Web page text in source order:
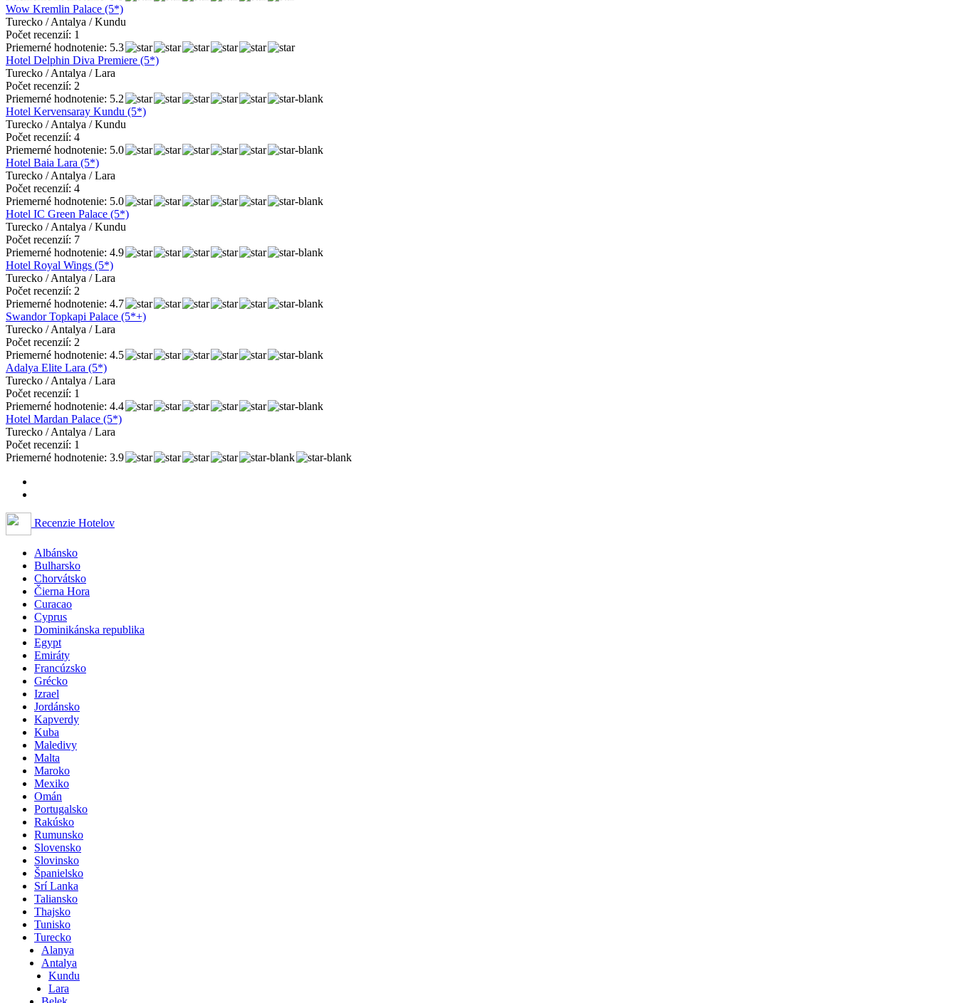
Wow Kremlin Palace (5*)
Turecko / Antalya / Kundu
Počet recenzií: 1
Priemerné hodnotenie: 5.3
Hotel Delphin Diva Premiere (5*)
Turecko / Antalya / Lara
Počet recenzií: 2
Priemerné hodnotenie: 5.2
Hotel Kervensaray Kundu (5*)
Turecko / Antalya / Kundu
Počet recenzií: 4
Priemerné hodnotenie: 5.0
Hotel Baia Lara (5*)
Turecko / Antalya / Lara
Počet recenzií: 4
Priemerné hodnotenie: 5.0
Hotel IC Green Palace (5*)
Turecko / Antalya / Kundu
Počet recenzií: 7
Priemerné hodnotenie: 4.9
Hotel Royal Wings (5*)
Turecko / Antalya / Lara
Počet recenzií: 2
Priemerné hodnotenie: 4.7
Swandor Topkapi Palace (5*+)
Turecko / Antalya / Lara
Počet recenzií: 2
Priemerné hodnotenie: 4.5
Adalya Elite Lara (5*)
Turecko / Antalya / Lara
Počet recenzií: 1
Priemerné hodnotenie: 4.4
Hotel Mardan Palace (5*)
Turecko / Antalya / Lara
Počet recenzií: 1
Priemerné hodnotenie: 3.9
Recenzie Hotelov
Albánsko
Bulharsko
Chorvátsko
Čierna Hora
Curacao
Cyprus
Dominikánska republika
Egypt
Emiráty
Francúzsko
Grécko
Izrael
Jordánsko
Kapverdy
Kuba
Maledivy
Malta
Maroko
Mexiko
Omán
Portugalsko
Rakúsko
Rumunsko
Slovensko
Slovinsko
Španielsko
Srí Lanka
Taliansko
Thajsko
Tunisko
Turecko
Alanya
Antalya
Kundu
Lara